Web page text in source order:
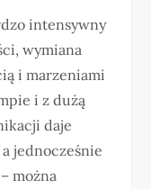
intensywny
wymiana
i marzeniami
i z dużą
daje
jednocześnie
można